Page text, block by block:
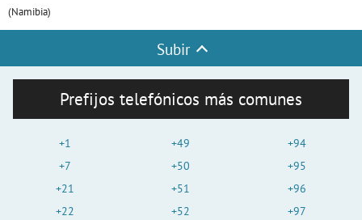
(Namibia)
Subir
Prefijos telefónicos más comunes
+1
+7
+21
+22
+49
+50
+51
+52
+94
+95
+96
+97